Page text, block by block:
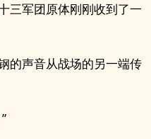
三军团原体刚刚收到了一
的声音从战场的另一端传